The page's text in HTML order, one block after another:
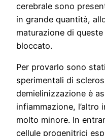
cerebrale sono
in grande quantità,
maturazione di
bloccato.
Per provarlo sono
sperimentali di
demielinizzazione è
infiammazione, l’altro
molto minore. In
cellule progenitrici